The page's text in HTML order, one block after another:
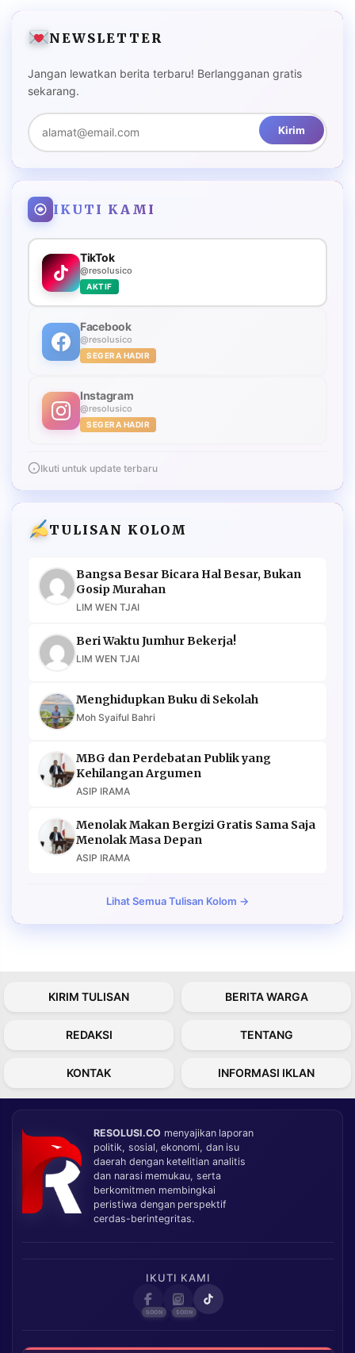
NEWSLETTER
Jangan lewatkan berita terbaru! Berlangganan gratis
sekarang.
Kirim
IKUTI KAMI
TikTok
@resolusico
AKTIF
Facebook
@resolusico
SEGERA HADIR
Instagram
@resolusico
SEGERA HADIR
Ikuti untuk update terbaru
TULISAN KOLOM
Bangsa Besar Bicara Hal Besar, Bukan
Gosip Murahan
LIM WEN TJAI
Beri Waktu Jumhur Bekerja!
LIM WEN TJAI
Menghidupkan Buku di Sekolah
Moh Syaiful Bahri
MBG dan Perdebatan Publik yang
Kehilangan Argumen
ASIP IRAMA
Menolak Makan Bergizi Gratis Sama Saja
Menolak Masa Depan
ASIP IRAMA
Lihat Semua Tulisan Kolom →
KIRIM TULISAN BERITA WARGA
REDAKSI TENTANG
KONTAK INFORMASI IKLAN
RESOLUSI.CO menyajikan laporan
politik, sosial, ekonomi, dan isu
daerah dengan ketelitian analitis
dan narasi memukau, serta
berkomitmen membingkai
peristiwa dengan perspektif
cerdas-berintegritas.
IKUTI KAMI